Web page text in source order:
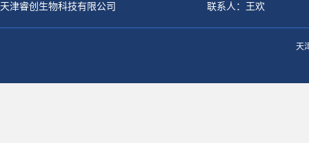
天津睿创生物科技有限公司 联系人：王欢
天